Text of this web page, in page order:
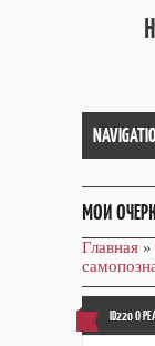
и
МОИ
Главная »
ID220 О